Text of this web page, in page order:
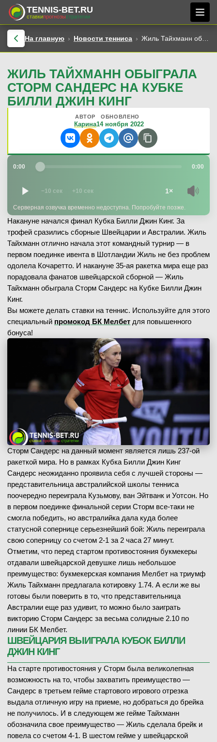
TENNIS-BET.RU
ставкипрогнозыстратегии
На главную Новости тенниса Жиль Тайхманн обыграла Сторм Сандерс на Кубке Билли Джин Кинг
ЖИЛЬ ТАЙХМАНН ОБЫГРАЛА
СТОРМ САНДЕРС НА КУБКЕ
БИЛЛИ ДЖИН КИНГ
АВТОР
Карина
ОБНОВЛЕНО
14 ноября 2022
0:00 0:00
−10 сек +10 сек 1×
Серверная озвучка временно недоступна. Попробуйте позже.
Накануне начался финал Кубка Билли Джин Кинг. За
трофей сразились сборные Швейцарии и Австралии. Жиль
Тайхманн отлично начала этот командный турнир — в
первом поединке ивента в Шотландии Жиль не без проблем
одолела Кочаретто. И накануне 35-ая ракетка мира еще раз
порадовала фанатов швейцарской сборной — Жиль
Тайхманн обыграла Сторм Сандерс на Кубке Билли Джин
Кинг.
Вы можете делать ставки на теннис. Используйте для этого
специальный промокод БК Мелбет для повышенного
бонуса!
Сторм Сандерс на данный момент является лишь 237-ой
ракеткой мира. Но в рамках Кубка Билли Джин Кинг
Сандерс неожиданно проявила себя с лучшей стороны —
представительница австралийской школы тенниса
поочередно переиграла Кузьмову, ван Эйтванк и Уотсон. Но
в первом поединке финальной серии Сторм все-таки не
смогла победить, но австралийка дала куда более
статусной сопернице серьезнейший бой: Жиль переиграла
свою соперницу со счетом 2-1 за 2 часа 27 минут.
Отметим, что перед стартом противостояния букмекеры
отдавали швейцарской девушке лишь небольшое
преимущество: букмекерская компания Мелбет на триумф
Жиль Тайхманн предлагала котировку 1.74. А если же вы
готовы были поверить в то, что представительница
Австралии еще раз удивит, то можно было заиграть
викторию Сторм Сандерс за весьма солидные 2.10 по
линии БК Мелбет.
ШВЕЙЦАРИЯ ВЫИГРАЛА КУБОК БИЛЛИ
ДЖИН КИНГ
На старте противостояния у Сторм была великолепная
возможность на то, чтобы захватить преимущество —
Сандерс в третьем гейме стартового игрового отрезка
выдала отличную игру на приеме, но добраться до брейка
не получилось. И в следующем же гейме Тайхманн
обозначила свое преимущество — Жиль сделала брейк и
повела со счетом 4-1. В шестом гейме у швейцарской